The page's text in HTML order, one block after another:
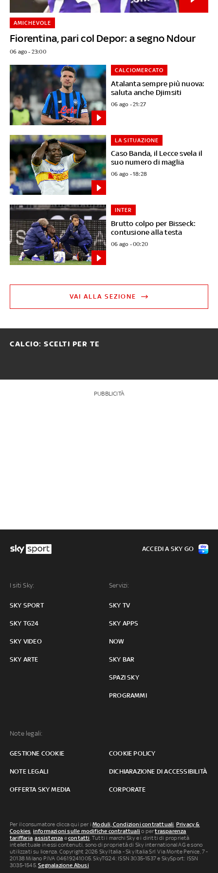
Fiorentina, pari col Depor: a segno Ndour
AMICHEVOLE
06 ago - 23:00
Atalanta sempre più nuova:
saluta anche Djimsiti
CALCIOMERCATO
06 ago - 21:27
Caso Banda, il Lecce svela il
suo numero di maglia
LA SITUAZIONE
06 ago - 18:28
Brutto colpo per Bisseck:
contusione alla testa
INTER
06 ago - 00:20
VAI ALLA SEZIONE
CALCIO: SCELTI PER TE
PUBBLICITÀ
I siti Sky:
SKY SPORT
SKY TG24
SKY VIDEO
SKY ARTE
Servizi:
SKY TV
SKY APPS
NOW
SKY BAR
SPAZI SKY
PROGRAMMI
Note legali:
GESTIONE COOKIE COOKIE POLICY
NOTE LEGALI DICHIARAZIONE DI ACCESSIBILITÀ
OFFERTA SKY MEDIA CORPORATE
ACCEDI A SKY GO
Per il consumatore clicca qui per iModuli, Condizioni contrattuali, Privacy &
Cookies, informazioni sulle modifiche contrattuali o pertrasparenza
tariffaria,assistenza econtatti. Tutti i marchi Sky e i diritti di proprietà
intellettuale in essi contenuti, sono di proprietà di Sky international AG e sono
utilizzati su licenza. Copyright 2026 Sky Italia - Sky Italia Srl Via Monte Penice, 7 -
20138 Milano P.IVA 04619241005. SkyTG24: ISSN 3035-1537 e SkySport: ISSN
3035-1545.Segnalazione Abusi